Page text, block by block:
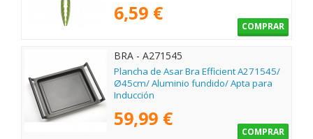
6,59 €
COMPRAR
BRA - A271545
Plancha de Asar Bra Efficient A271545/
Ø45cm/ Aluminio fundido/ Apta para
Inducción
59,99 €
COMPRAR